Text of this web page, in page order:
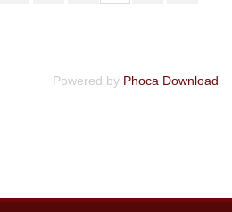
Powered by Phoca Download